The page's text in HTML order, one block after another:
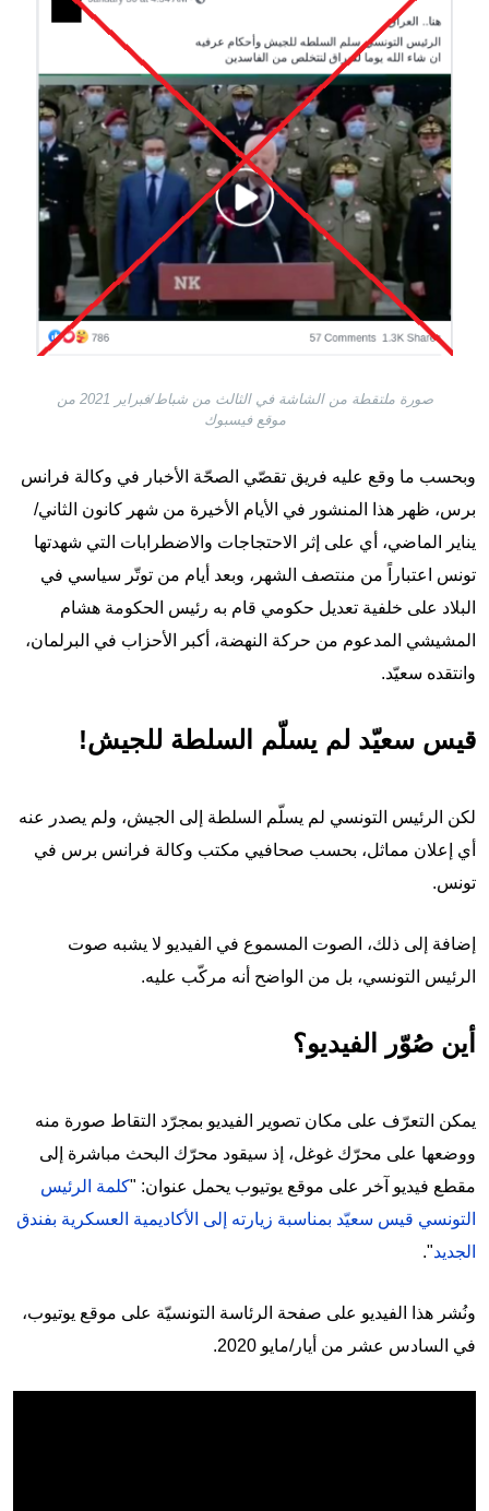
صورة ملتقطة من الشاشة في الثالث من شباط/فبراير 2021 من
موقع فيسبوك
وبحسب ما وقع عليه فريق تقصّي الصحّة الأخبار في وكالة فرانس
برس، ظهر هذا المنشور في الأيام الأخيرة من شهر كانون الثاني/
يناير الماضي، أي على إثر الاحتجاجات والاضطرابات التي شهدتها
تونس اعتباراً من منتصف الشهر، وبعد أيام من توتّر سياسي في
البلاد على خلفية تعديل حكومي قام به رئيس الحكومة هشام
المشيشي المدعوم من حركة النهضة، أكبر الأحزاب في البرلمان،
وانتقده سعيّد.
قيس سعيّد لم يسلّم السلطة للجيش!
لكن الرئيس التونسي لم يسلّم السلطة إلى الجيش، ولم يصدر عنه
أي إعلان مماثل، بحسب صحافيي مكتب وكالة فرانس برس في
تونس.
إضافة إلى ذلك، الصوت المسموع في الفيديو لا يشبه صوت
الرئيس التونسي، بل من الواضح أنه مركّب عليه.
أين صُوّر الفيديو؟
يمكن التعرّف على مكان تصوير الفيديو بمجرّد التقاط صورة منه
ووضعها على محرّك غوغل، إذ سيقود محرّك البحث مباشرة إلى
مقطع فيديو آخر على موقع يوتيوب يحمل عنوان: "كلمة الرئيس
التونسي قيس سعيّد بمناسبة زيارته إلى الأكاديمية العسكرية بفندق
الجديد".
ونُشر هذا الفيديو على صفحة الرئاسة التونسيّة على موقع يوتيوب،
في السادس عشر من أيار/مايو 2020.